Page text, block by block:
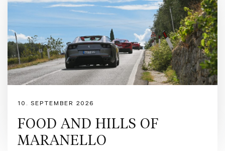
10. SEPTEMBER 2026
FOOD AND HILLS OF
MARANELLO